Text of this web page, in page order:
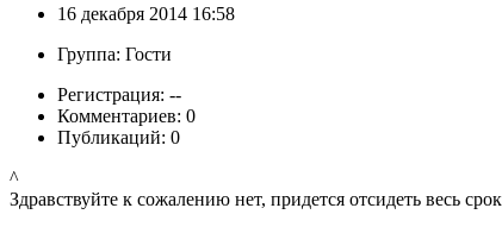
16 декабря 2014 16:58
Группа: Гости
Регистрация: --
Комментариев: 0
Публикаций: 0
^
Здравствуйте к сожалению нет, придется отсидеть весь срок